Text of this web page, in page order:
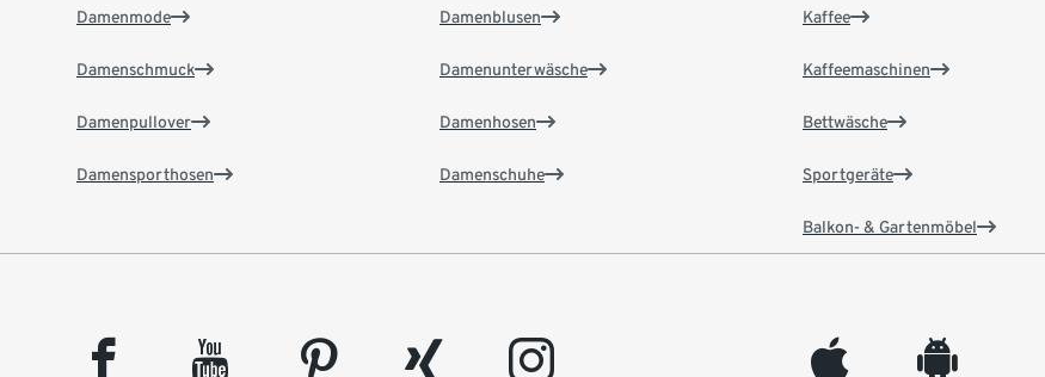
Damenmode
Damenschmuck
Damenpullover
Damensporthosen
Damenblusen
Damenunterwäsche
Damenhosen
Damenschuhe
Kaffee
Kaffeemaschinen
Bettwäsche
Sportgeräte
Balkon- & Gartenmöbel
facebook youtube pinterest xing instagram appleinc android